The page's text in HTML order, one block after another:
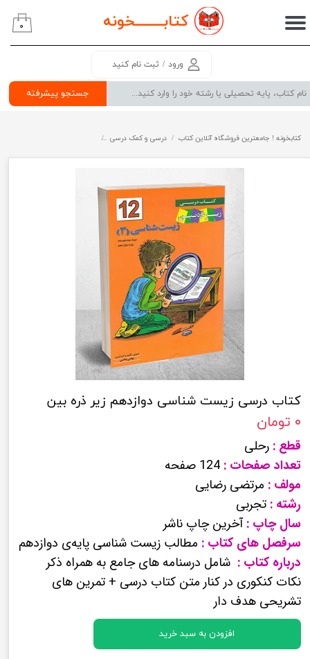
کتابــــــــخونه
جستجو پیشرفته
ورود / ثبت نام کنید
حساب کاربری من
سفارشات
۰
کتابخونه ! جامعترین فروشگاه آنلاین کتاب درسی و کمک درسی
کتاب درسی زیست شناسی دوازدهم زیر ذره بین
۰ تومان
قطع : رحلی
تعداد صفحات : 124 صفحه
مولف : مرتضی رضایی
رشته : تجربی
سال چاپ :آخرین چاپ ناشر
سرفصل های کتاب : مطالب زیست شناسی پایه‌ی دوازدهم
درباره کتاب : شامل درسنامه های جامع به همراه ذکر
نکات کنکوری در کنار متن کتاب درسی + تمرین های
تشریحی هدف دار
افزودن به سبد خرید